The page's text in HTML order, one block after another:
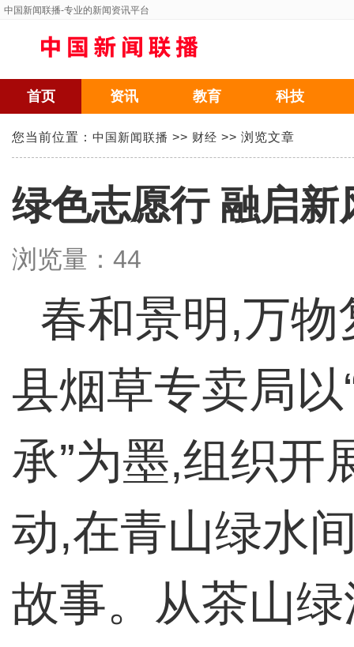
中国新闻联播-专业的新闻资讯平台
首页 资讯 教育 科技
您当前位置： 中国新闻联播 >> 财经 >> 浏览文章
绿色志愿行 融启新
浏览量： 44
春和景明,万
县烟草专卖局以
承”为墨,组织开
动,在青山绿水
故事。从茶山